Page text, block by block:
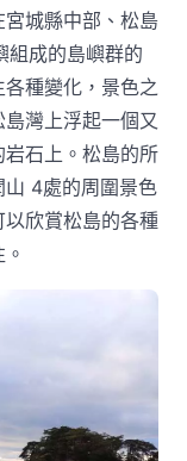
城縣中部、松島
組成的島嶼群的
種變化，景色之
灣上浮起一個又
石上。松島的所
山 4處的周圍景色
欣賞松島的各種